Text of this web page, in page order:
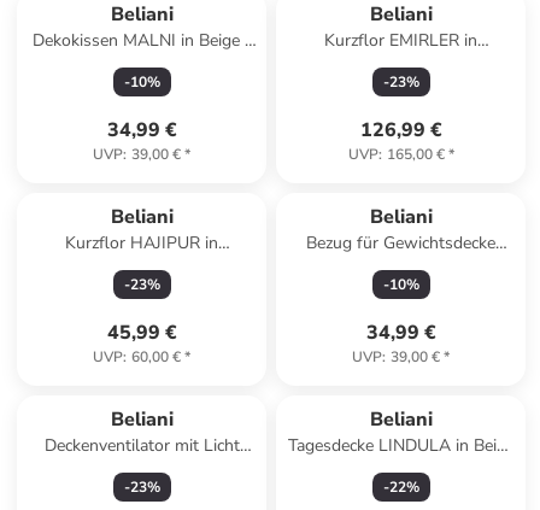
Beliani
Dekokissen MALNI in Beige -
(W) 19 x (H) 19 x (L) 19 cm
-10%
34,99 €
UVP: 39,00 €*
Beliani
Kurzflor EMIRLER in
Weiß/Schwarz/Braun - (W)
140 x (H) 1 x (L) 200 cm
-23%
126,99 €
UVP: 165,00 €*
Beliani
Kurzflor HAJIPUR in
Beige/Orange/Schwarz - (W)
80 x (H) 1.4 x (L) 150 cm
-23%
45,99 €
UVP: 60,00 €*
Beliani
Bezug für Gewichtsdecke
CALLISTO in Blau
-10%
34,99 €
UVP: 39,00 €*
Beliani
Deckenventilator mit Licht
DOLORES in
Schwarz/Gelb/Grau
-23%
Beliani
Tagesdecke LINDULA in Beige
- (W) 150 x (L) 200 cm
-22%